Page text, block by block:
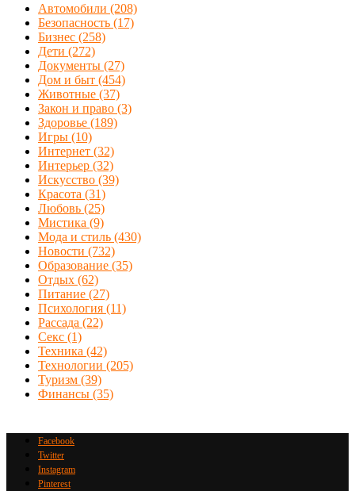
Автомобили (208)
Безопасность (17)
Бизнес (258)
Дети (272)
Документы (27)
Дом и быт (454)
Животные (37)
Закон и право (3)
Здоровье (189)
Игры (10)
Интернет (32)
Интерьер (32)
Искусство (39)
Красота (31)
Любовь (25)
Мистика (9)
Мода и стиль (430)
Новости (732)
Образование (35)
Отдых (62)
Питание (27)
Психология (11)
Рассада (22)
Секс (1)
Техника (42)
Технологии (205)
Туризм (39)
Финансы (35)
Facebook
Twitter
Instagram
Pinterest